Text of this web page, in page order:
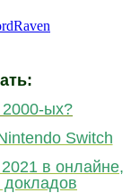
2000-ых?
Switch
в онлайне,
докладов